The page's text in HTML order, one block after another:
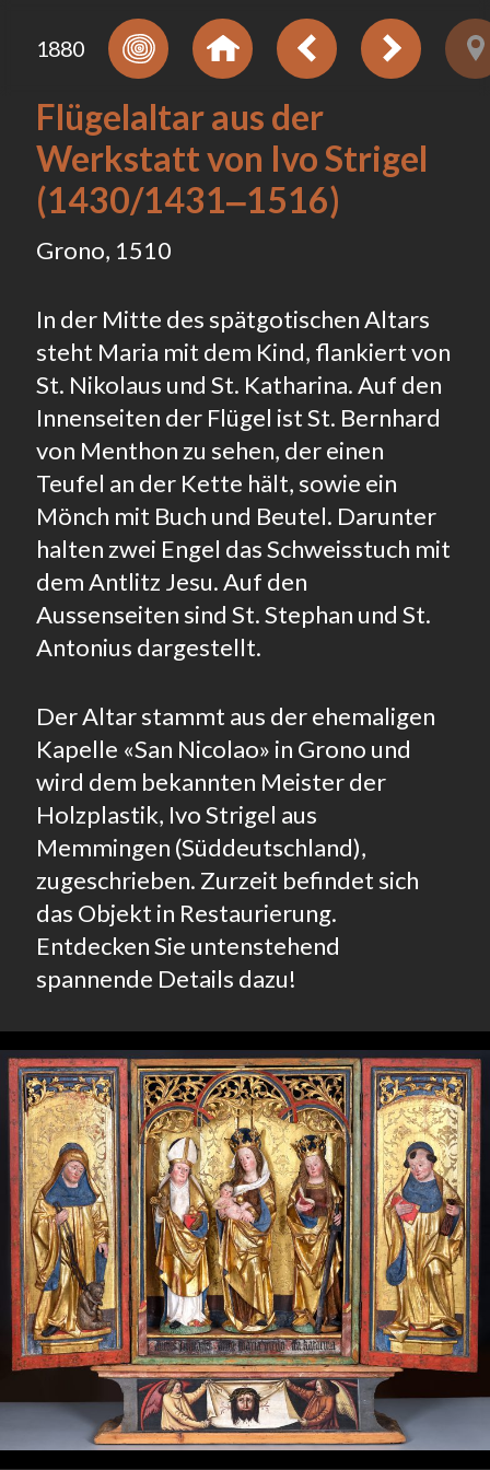
1880
Flügelaltar aus der
Werkstatt von Ivo Strigel
(1430/1431‒1516)
Grono, 1510
In der Mitte des spätgotischen Altars
steht Maria mit dem Kind, flankiert von
St. Nikolaus und St. Katharina. Auf den
Innenseiten der Flügel ist St. Bernhard
von Menthon zu sehen, der einen
Teufel an der Kette hält, sowie ein
Mönch mit Buch und Beutel. Darunter
halten zwei Engel das Schweisstuch mit
dem Antlitz Jesu. Auf den
Aussenseiten sind St. Stephan und St.
Antonius dargestellt.
Der Altar stammt aus der ehemaligen
Kapelle «San Nicolao» in Grono und
wird dem bekannten Meister der
Holzplastik, Ivo Strigel aus
Memmingen (Süddeutschland),
zugeschrieben. Zurzeit befindet sich
das Objekt in Restaurierung.
Entdecken Sie untenstehend
spannende Details dazu!